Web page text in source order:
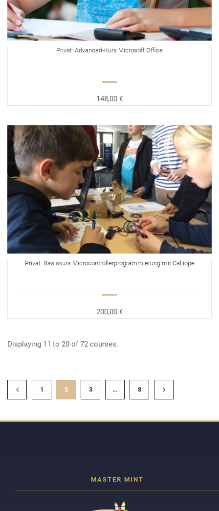
Privat: Advanced-Kurs Microsoft Office
148,00 €
Privat: Basiskurs Microcontrollerprogrammierung mit Calliope
200,00 €
Displaying 11 to 20 of 72 courses.
1 2 3 … 8